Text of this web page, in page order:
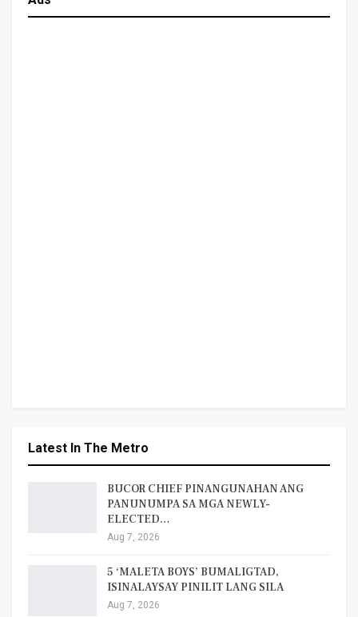
Latest In The Metro
BUCOR CHIEF PINANGUNAHAN ANG
PANUNUMPA SA MGA NEWLY-
ELECTED…
Aug 7, 2026
5 ‘MALETA BOYS’ BUMALIGTAD,
ISINALAYSAY PINILIT LANG SILA
Aug 7, 2026